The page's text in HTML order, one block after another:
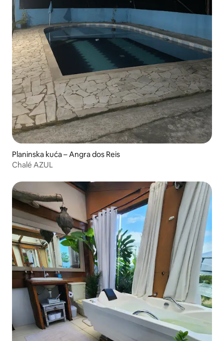
Planinska kuća – Angra dos Reis
Chalé AZUL